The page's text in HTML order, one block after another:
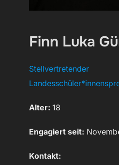
Finn Luka
Stellvertretender
Alter: 18
Engagiert seit:
Kontakt: